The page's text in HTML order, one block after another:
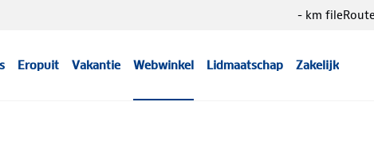
Eropuit Vakantie Webwinkel Lidmaatschap Zakelijk
- km file